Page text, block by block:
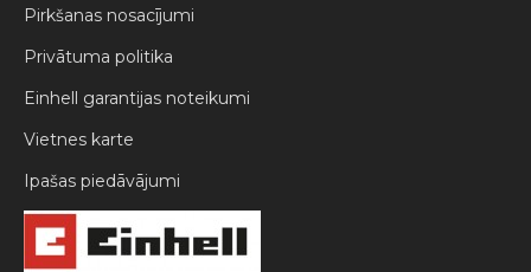
Pirkšanas nosacījumi
Privātuma politika
Einhell garantijas noteikumi
Vietnes karte
Ipašas piedāvājumi